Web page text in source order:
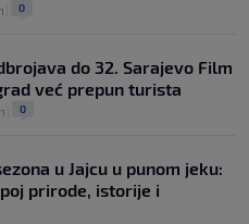
0
do 32. Sarajevo Film
već prepun turista
0
u Jajcu u punom jeku:
prirode, istorije i